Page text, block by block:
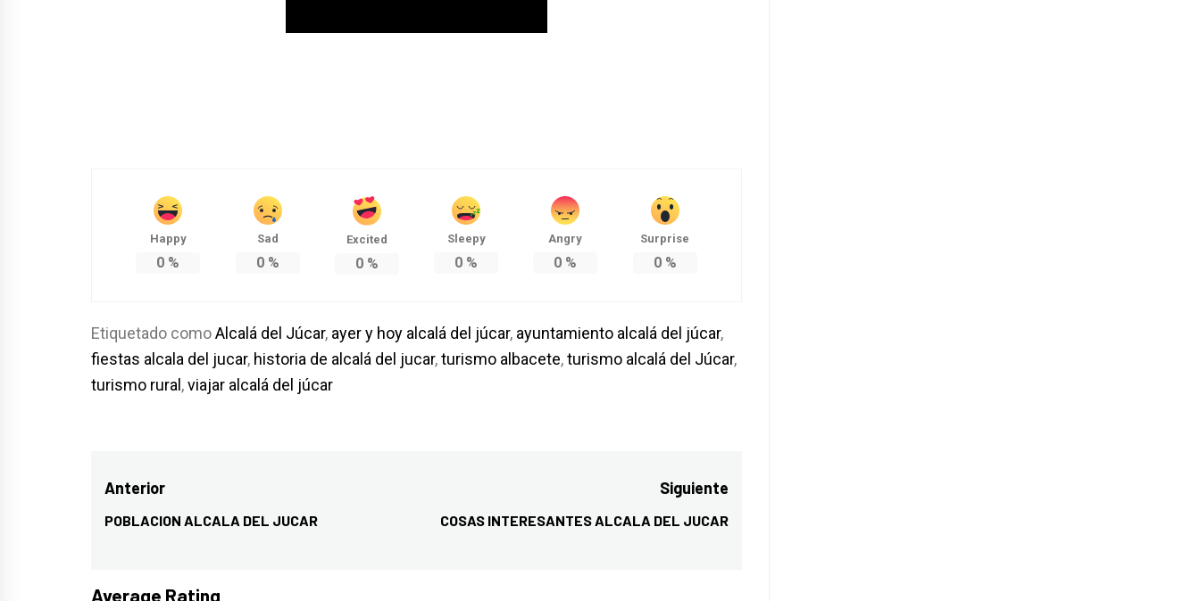
Happy
0 %
Sad
0%
Excited
0%
Sleepy
0 %
Angry
0 %
Surprise
0%
Etiquetado comoAlcalá del Júcar, ayer y hoy alcalá del júcar, ayuntamiento alcalá del júcar,
fiestas alcala del jucar, historia de alcalá del jucar,turismo albacete,turismo alcalá del Júcar,
turismo rural,viajar alcalá del júcar
Navegación
de
Anterior
Entrada
POBLACION ALCALA DEL JUCAR
Siguiente
Entrada
COSAS INTERESANTES ALCALA DEL JUCAR
Average Rating